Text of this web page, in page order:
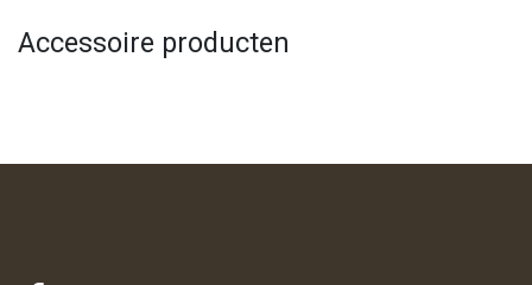
Accessoire producten